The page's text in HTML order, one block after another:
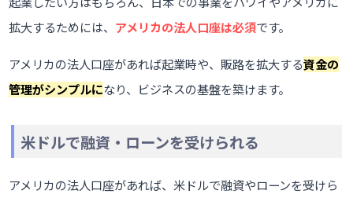
拡大するためには、 アメリカの法人口座は必須です。
アメリカの法人口座があれば起業時や、販路を拡大する資金の
管理がシンプルになり、ビジネスの基盤を築けます。
米ドルで融資・ローンを受けられる
アメリカの法人口座があれば、米ドルで融資やローンを受けら